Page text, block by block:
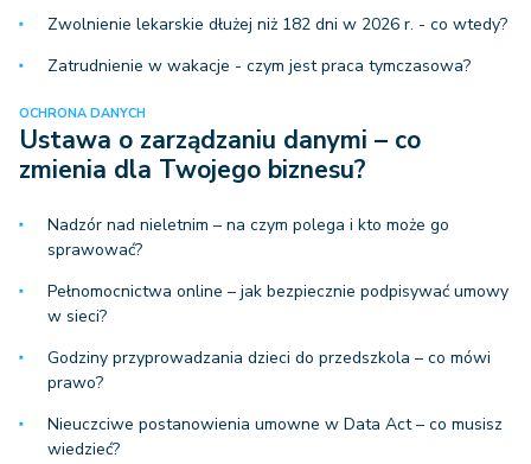
Zwolnienie lekarskie dłużej niż 182 dni w 2026 r. - co wtedy?
Zatrudnienie w wakacje - czym jest praca tymczasowa?
OCHRONA DANYCH
Ustawa o zarządzaniu danymi – co
zmienia dla Twojego biznesu?
Nadzór nad nieletnim – na czym polega i kto może go
sprawować?
Pełnomocnictwa online – jak bezpiecznie podpisywać umowy
w sieci?
Godziny przyprowadzania dzieci do przedszkola – co mówi
prawo?
Nieuczciwe postanowienia umowne w Data Act – co musisz
wiedzieć?